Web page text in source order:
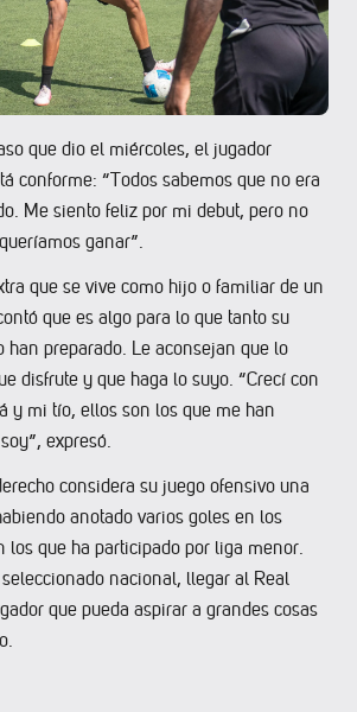
que dio el miércoles, el jugador
conforme: “Todos sabemos que no era
Me siento feliz por mi debut, pero no
ganar”.
que se vive como hijo o familiar de un
que es algo para lo que tanto su
han preparado. Le aconsejan que lo
disfrute y que haga lo suyo. “Crecí con
y mi tío, ellos son los que me han
expresó.
considera su juego ofensivo una
anotado varios goles en los
los que ha participado por liga menor.
nacional, llegar al Real
que pueda aspirar a grandes cosas